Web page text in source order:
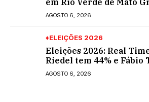
em Rio Verde de Mato
procurado
AGOSTO 6, 2026
♦ELEIÇÕES 2026
Eleições 2026: Real
Riedel tem 44% e Fábio
turno para o governo do
AGOSTO 6, 2026